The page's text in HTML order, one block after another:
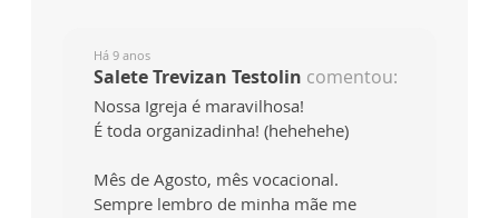
Há 9 anos
Salete Trevizan Testolin comentou:
Nossa Igreja é maravilhosa!
É toda organizadinha! (hehehehe)
Mês de Agosto, mês vocacional.
Sempre lembro de minha mãe me